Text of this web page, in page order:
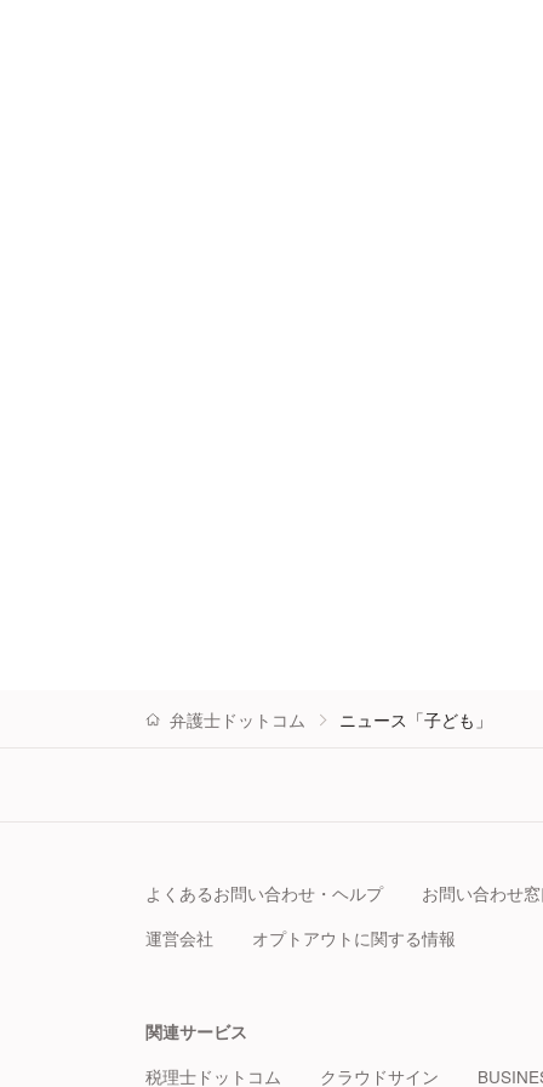
弁護士ドットコム ニュース「子ども」
よくあるお問い合わせ・ヘルプ
お問い合わせ
運営会社
オプトアウトに関する情報
関連サービス
税理士ドットコム
クラウドサイン